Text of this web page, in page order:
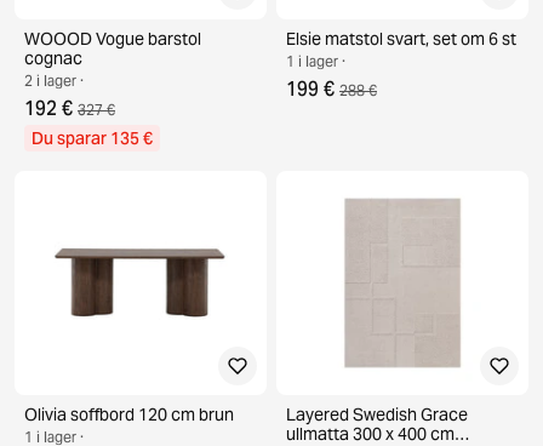
WOOOD Vogue barstol
cognac
2 i lager ·
192 € 327 €
Du sparar 135 €
Elsie matstol svart, set om 6 st
1 i lager ·
199 € 288 €
Olivia soffbord 120 cm brun
1 i lager ·
Layered Swedish Grace
ullmatta 300 x 400 cm